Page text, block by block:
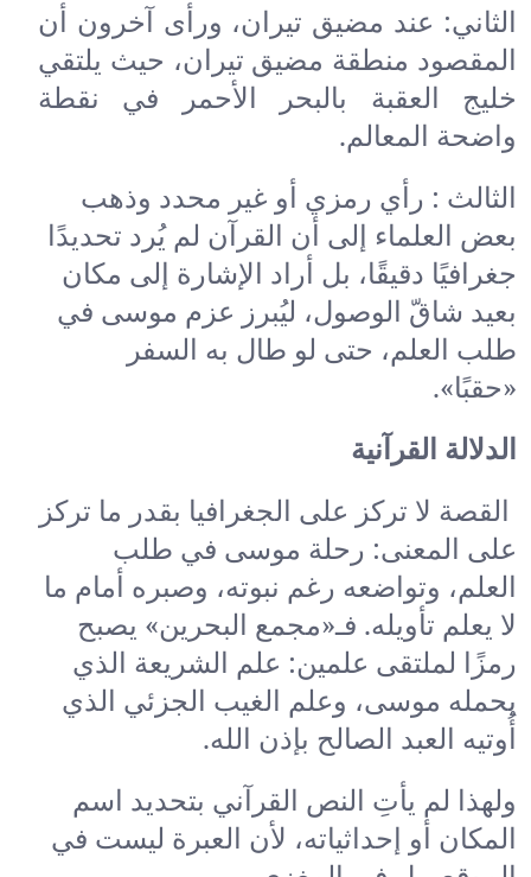
الثاني: عند مضيق تيران، ورأى آخرون أن
المقصود منطقة مضيق تيران، حيث يلتقي
خليج العقبة بالبحر الأحمر في نقطة
واضحة المعالم.
الثالث : رأي رمزي أو غير محدد وذهب
بعض العلماء إلى أن القرآن لم يُرد تحديدًا
جغرافيًا دقيقًا، بل أراد الإشارة إلى مكان
بعيد شاقّ الوصول، ليُبرز عزم موسى في
طلب العلم، حتى لو طال به السفر
«حقبًا».
الدلالة القرآنية
القصة لا تركز على الجغرافيا بقدر ما تركز
على المعنى: رحلة موسى في طلب
العلم، وتواضعه رغم نبوته، وصبره أمام ما
لا يعلم تأويله. فـ«مجمع البحرين» يصبح
رمزًا لملتقى علمين: علم الشريعة الذي
يحمله موسى، وعلم الغيب الجزئي الذي
أُوتيه العبد الصالح بإذن الله.
ولهذا لم يأتِ النص القرآني بتحديد اسم
المكان أو إحداثياته، لأن العبرة ليست في